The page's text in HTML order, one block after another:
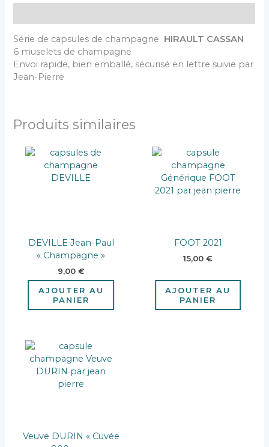
Série de capsules de champagne HIRAULT CASSAN
6 muselets de champagne
Envoi rapide, bien emballé, sécurisé en lettre suivie par
Jean-Pierre
Produits similaires
DEVILLE Jean-Paul
« Champagne »
9,00 €
AJOUTER AU
PANIER
FOOT 2021
15,00€
AJOUTER AU
PANIER
Veuve DURIN « Cuvée